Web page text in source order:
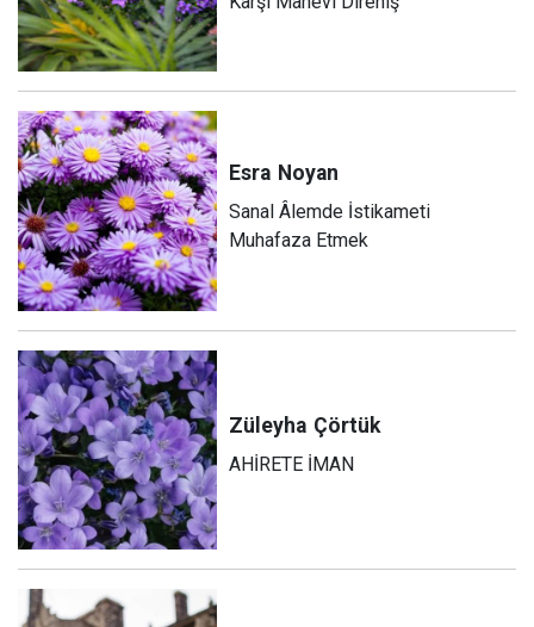
Esra Noyan
Sanal Âlemde İstikameti
Muhafaza Etmek
Züleyha Çörtük
AHİRETE İMAN